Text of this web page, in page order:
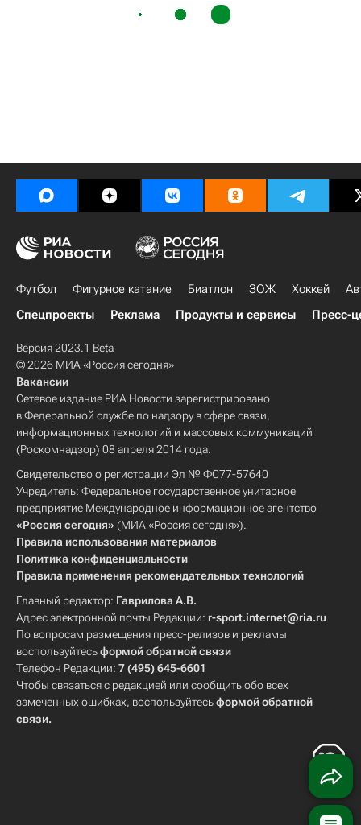
Футбол Фигурное катание Биатлон ЗОЖ Хоккей
Спецпроекты
Реклама Продукты и сервисы Пресс-
Версия 2023.1 Beta
© 2026 МИА «Россия сегодня»
Вакансии
Сетевое издание РИА Новости зарегистрировано
в Федеральной службе по надзору в сфере связи,
информационных технологий и массовых коммуникаций
(Роскомнадзор) 08 апреля 2014 года.
Свидетельство о регистрации Эл № ФС77-57640
Учредитель: Федеральное государственное унитарное
предприятие Международное информационное агентство
«Россия сегодня» (МИА «Россия сегодня»).
Правила использования материалов
Политика конфиденциальности
Правила применения рекомендательных технологий
Главный редактор: Гаврилова А.В.
Адрес электронной почты Редакции: r-sport.internet@ria.ru
По вопросам размещения пресс-релизов и рекламы
воспользуйтесьформой обратной связи
Телефон Редакции: 7 (495) 645-6601
Чтобы связаться с редакцией или сообщить обо всех
замеченных ошибках, воспользуйтесьформой обратной
связи.